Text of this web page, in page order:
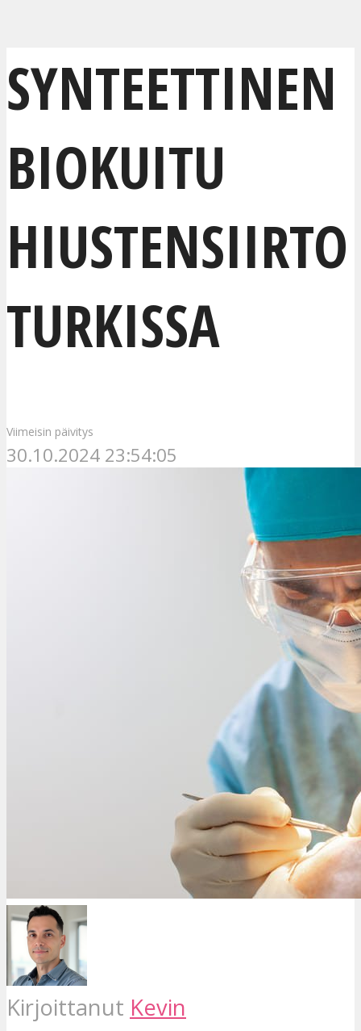
SYNTEETTINEN
BIOKUITU
HIUSTENSIIRTO
TURKISSA
Viimeisin päivitys
30.10.2024 23:54:05
Kirjoittanut Kevin